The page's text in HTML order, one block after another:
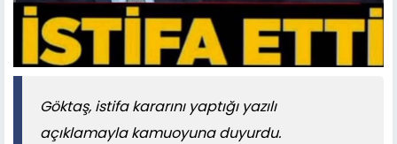
Göktaş, istifa kararını yaptığı yazılı
açıklamayla kamuoyuna duyurdu.